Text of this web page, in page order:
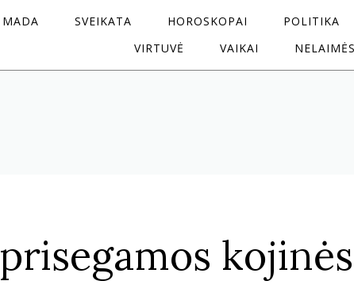
MADA SVEIKATA HOROSKOPAI POLITIKA
VIRTUVĖ
VAIKAI NELAIMĖS
prisegamos kojinės